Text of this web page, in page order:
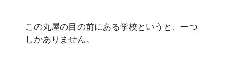
この丸屋の目の前にある学校というと、一つ
しかありません。